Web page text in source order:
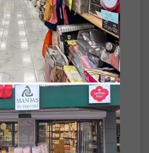
ile cildinize nazik
doğal bir uyku deneyimi
ve şık bir görünüm
odanızın dekorasyonuna
sayesinde terlemeyi
konforlu bir uyku